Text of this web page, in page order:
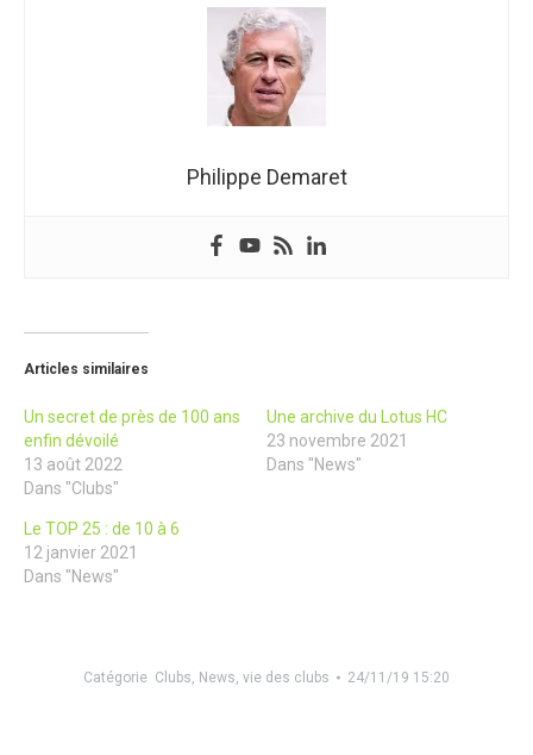
Philippe Demaret
Articles similaires
Un secret de près de 100 ans
enfin dévoilé
13 août 2022
Dans "Clubs"
Une archive du Lotus HC
23 novembre 2021
Dans "News"
Le TOP 25 : de 10 à 6
12 janvier 2021
Dans "News"
Catégorie Clubs, News, vie des clubs 24/11/19 15:20